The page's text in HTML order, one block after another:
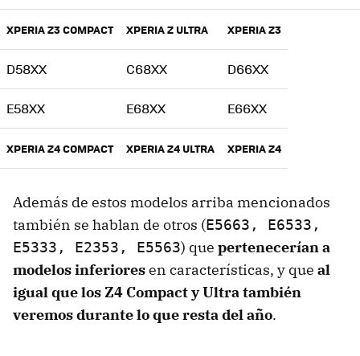
XPERIA Z3 COMPACT XPERIA Z ULTRA XPERIA Z3
D58XX C68XX D66XX
E58XX E68XX E66XX
XPERIA Z4 COMPACT XPERIA Z4 ULTRA XPERIA Z4
Además de estos modelos arriba mencionados
también se hablan de otros (E5663, E6533,
E5333, E2353, E5563) que pertenecerían a
modelos inferioresen características, y que al
igual que los Z4 Compact y Ultra también
veremos durante lo que resta del año.